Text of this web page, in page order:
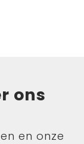
ons
en onze